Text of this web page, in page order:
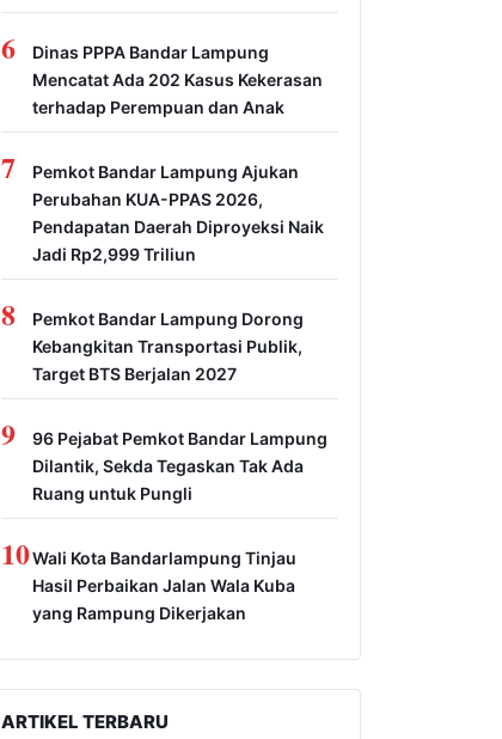
6
Dinas PPPA Bandar Lampung
Mencatat Ada 202 Kasus Kekerasan
terhadap Perempuan dan Anak
7
Pemkot Bandar Lampung Ajukan
Perubahan KUA-PPAS 2026,
Pendapatan Daerah Diproyeksi Naik
Jadi Rp2,999 Triliun
8
Pemkot Bandar Lampung Dorong
Kebangkitan Transportasi Publik,
Target BTS Berjalan 2027
9
96 Pejabat Pemkot Bandar Lampung
Dilantik, Sekda Tegaskan Tak Ada
Ruang untuk Pungli
10Wali Kota Bandarlampung Tinjau
Hasil Perbaikan Jalan Wala Kuba
yang Rampung Dikerjakan
ARTIKEL TERBARU